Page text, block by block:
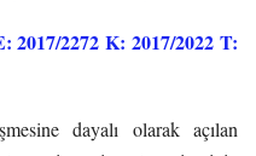
2272 K: 2017/2022 T:
dayalı olarak açılan